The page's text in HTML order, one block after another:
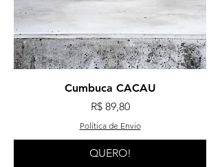
Cumbuca CACAU
Preço
R$ 89,80
Política de Envio
QUERO!